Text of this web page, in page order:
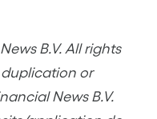
B.V. All rights
duplication or
News B.V.